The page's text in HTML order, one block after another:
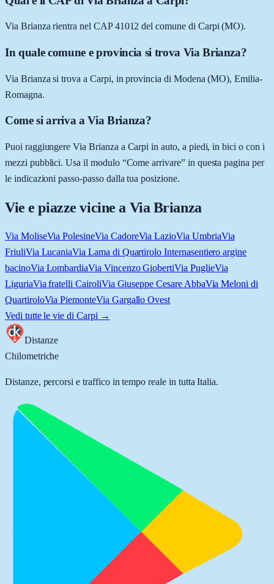
Via Brianza rientra nel CAP 41012 del comune di Carpi (MO).
In quale comune e provincia si trova Via Brianza?
Via Brianza si trova a Carpi, in provincia di Modena (MO), Emilia-
Romagna.
Come si arriva a Via Brianza?
Puoi raggiungere Via Brianza a Carpi in auto, a piedi, in bici o con i
mezzi pubblici. Usa il modulo “Come arrivare” in questa pagina per
le indicazioni passo-passo dalla tua posizione.
Vie e piazze vicine a Via Brianza
Via MoliseVia PolesineVia CadoreVia LazioVia UmbriaVia
FriuliVia LucaniaVia Lama di Quartirolo Internasentiero argine
bacinoVia LombardiaVia Vincenzo GiobertiVia PuglieVia
LiguriaVia fratelli CairoliVia Giuseppe Cesare AbbaVia Meloni di
QuartiroloVia PiemonteVia Gargallo Ovest
Vedi tutte le vie di Carpi →
Distanze
Chilometriche
Distanze, percorsi e traffico in tempo reale in tutta Italia.